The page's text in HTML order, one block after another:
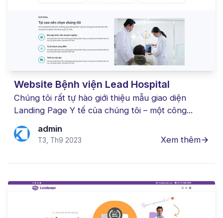
Website Bệnh viện Lead Hospital
Chúng tôi rất tự hào giới thiệu mẫu giao diện
Landing Page Y tế của chúng tôi – một công...
admin
T3, Th9 2023 Xem thêm